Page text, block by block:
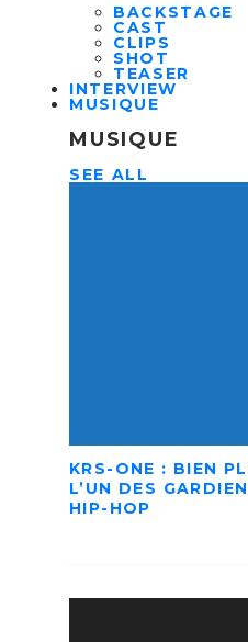
BACKSTAGE
CAST
CLIPS
SHOT
TEASER
INTERVIEW
MUSIQUE
MUSIQUE
SEE ALL
KRS-ONE : BIEN
L’UN DES
HIP-HOP